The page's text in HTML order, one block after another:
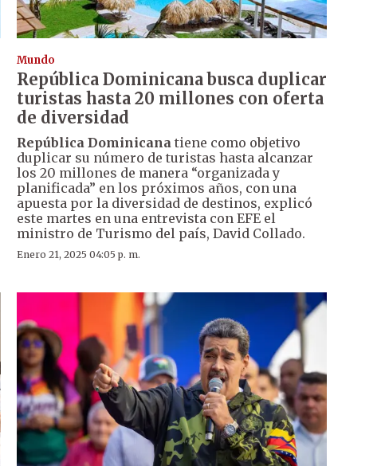
Mundo
República Dominicana busca duplicar
turistas hasta 20 millones con oferta
de diversidad
República Dominicanatiene como objetivo
duplicar su número de turistas hasta alcanzar
los 20 millones de manera “organizada y
planificada” en los próximos años, con una
apuesta por la diversidad de destinos, explicó
este martes en una entrevista con EFE el
ministro de Turismo del país, David Collado.
Enero 21, 2025 04:05 p. m.